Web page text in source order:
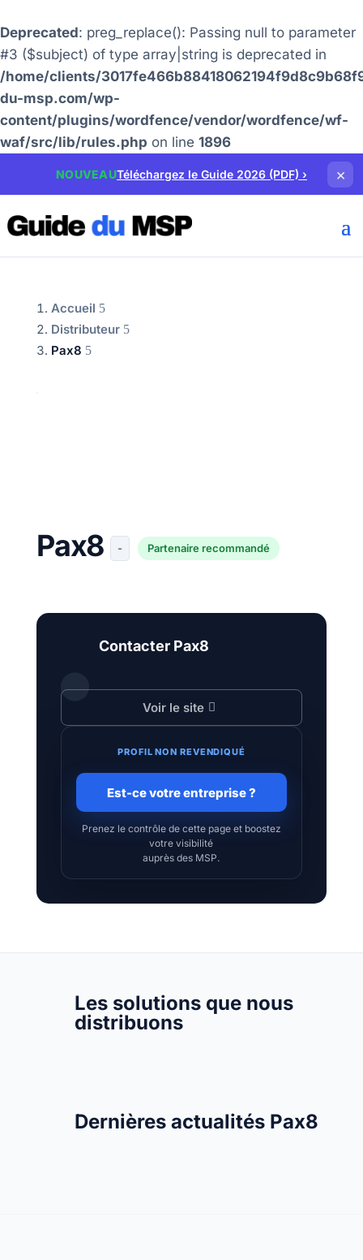
Deprecated: preg_replace(): Passing null to parameter
#3 ($subject) of type array|string is deprecated in
/home/clients/
du-msp.com/wp-
content/plugins/wordfence/vendor/wordfence/wf-
waf/src/lib/rules.php on line 1896
NOUVEAUTéléchargez le Guide 2026 (PDF)› ×
Accueil
Distributeur
Pax8
Pax8 - Partenaire recommandé
Contacter Pax8
Voir le site
PROFIL NON REVENDIQUÉ
Est-ce votre entreprise ?
Prenez le contrôle de cette page et boostez
votre visibilité
auprès des MSP.
Les solutions que nous
distribuons
Dernières actualités Pax8